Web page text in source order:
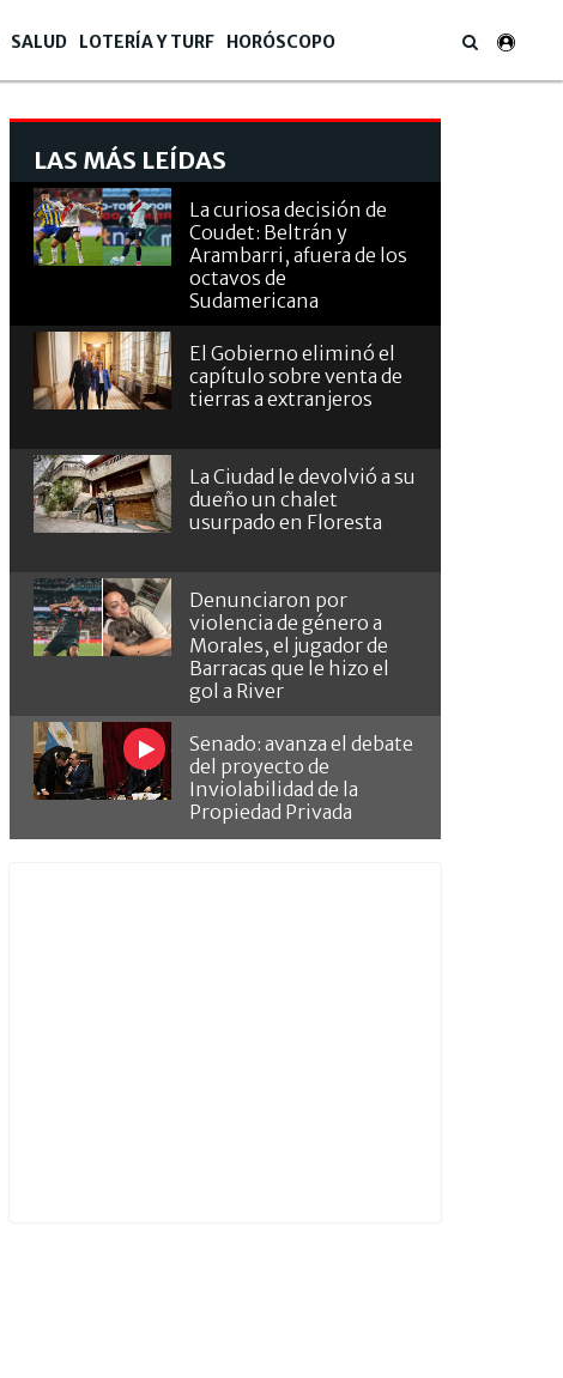
SALUD LOTERÍA Y TURF HORÓSCOPO
LAS MÁS LEÍDAS
La curiosa decisión de
Coudet: Beltrán y
Arambarri, afuera de los
octavos de
Sudamericana
El Gobierno eliminó el
capítulo sobre venta de
tierras a extranjeros
La Ciudad le devolvió a su
dueño un chalet
usurpado en Floresta
Denunciaron por
violencia de género a
Morales, el jugador de
Barracas que le hizo el
gol a River
Senado: avanza el debate
del proyecto de
Inviolabilidad de la
Propiedad Privada